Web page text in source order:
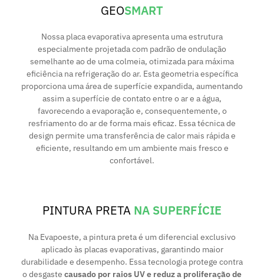
GEOSMART
Nossa placa evaporativa apresenta uma estrutura
especialmente projetada com padrão de ondulação
semelhante ao de uma colmeia, otimizada para máxima
eficiência na refrigeração do ar. Esta geometria específica
proporciona uma área de superfície expandida, aumentando
assim a superfície de contato entre o ar e a água,
favorecendo a evaporação e, consequentemente, o
resfriamento do ar de forma mais eficaz. Essa técnica de
design permite uma transferência de calor mais rápida e
eficiente, resultando em um ambiente mais fresco e
confortável.
PINTURA PRETA NA SUPERFÍCIE
Na Evapoeste, a pintura preta é um diferencial exclusivo
aplicado às placas evaporativas, garantindo maior
durabilidade e desempenho. Essa tecnologia protege contra
o desgaste causado por raios UV e reduz a proliferação de